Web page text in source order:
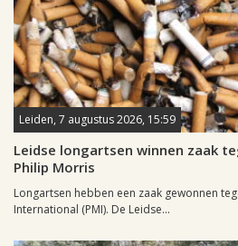
Leiden, 7 augustus 2026, 15:59
Leidse longartsen winnen zaak
Philip Morris
Longartsen hebben een zaak gewonnen
International (PMI). De Leidse...